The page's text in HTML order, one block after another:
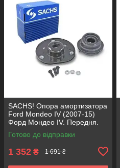
SACHS! Опора амортизатора
Ford Mondeo IV (2007-15)
Форд Мондео IV. Передня.
SM5676 , 803053 , KB652.30
Готово до відправки
1 352 ₴ 1 691 ₴